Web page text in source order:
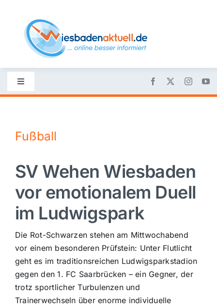
content
Toggle
Navigation
Nachrichten
Politik
Wirtschaft
Sport
Kultur
Panorama
Fußball
SV Wehen Wiesbaden
vor emotionalem Duell
im Ludwigspark
Die Rot-Schwarzen stehen am Mittwochabend
vor einem besonderen Prüfstein: Unter Flutlicht
geht es im traditionsreichen Ludwigsparkstadion
gegen den 1. FC Saarbrücken – ein Gegner, der
trotz sportlicher Turbulenzen und
Trainerwechseln über enorme individuelle